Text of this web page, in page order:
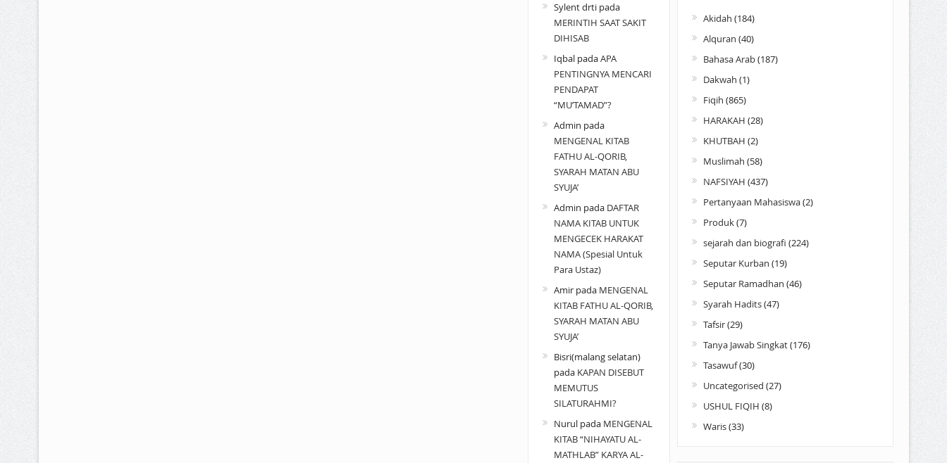
Sylent drtipada
MERINTIH SAAT SAKIT
DIHISAB
IqbalpadaAPA
PENTINGNYA MENCARI
PENDAPAT
“MU’TAMAD”?
Admin pada
MENGENAL KITAB
FATHU AL-QORIB,
SYARAH MATAN ABU
SYUJA’
Admin pada DAFTAR
NAMA KITAB UNTUK
MENGECEK HARAKAT
NAMA (Spesial Untuk
Para Ustaz)
Amirpada MENGENAL
KITAB FATHU AL-QORIB,
SYARAH MATAN ABU
SYUJA’
Bisri(malang selatan)
pada KAPAN DISEBUT
MEMUTUS
SILATURAHMI?
Nurulpada MENGENAL
KITAB “NIHAYATU AL-
MATHLAB” KARYA AL-
Akidah (184)
Alquran (40)
Bahasa Arab(187)
Dakwah (1)
Fiqih (865)
HARAKAH (28)
KHUTBAH (2)
Muslimah (58)
NAFSIYAH (437)
Pertanyaan Mahasiswa(2)
Produk(7)
sejarah dan biografi (224)
Seputar Kurban (19)
Seputar Ramadhan (46)
Syarah Hadits(47)
Tafsir(29)
Tanya Jawab Singkat(176)
Tasawuf(30)
Uncategorised (27)
USHUL FIQIH (8)
Waris(33)